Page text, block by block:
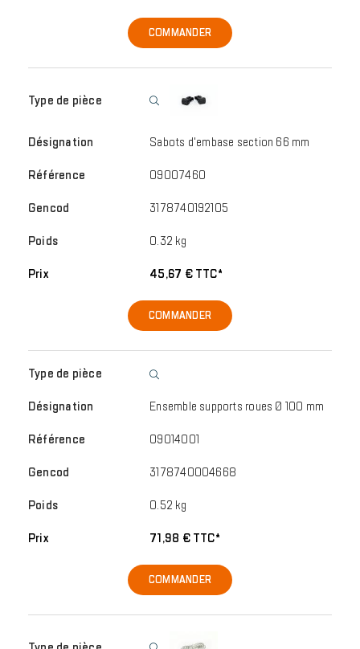
COMMANDER
Sabots d'embase section 66 mm
09007460
3178740192105
0.32 kg
45,67 € TTC*
COMMANDER
Ensemble supports roues Ø 100 mm
09014001
3178740004668
0.52 kg
71,98 € TTC*
COMMANDER